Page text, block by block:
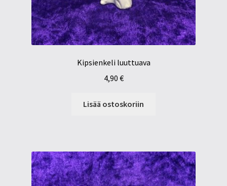
Kipsienkeli luuttuava
4,90 €
Lisää ostoskoriin